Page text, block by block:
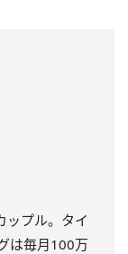
ップル。タイ
は毎月100万